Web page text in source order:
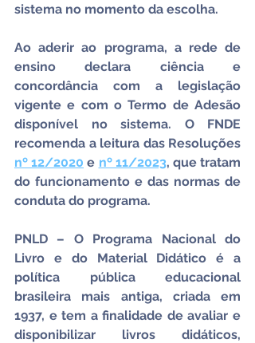
sistema no momento da escolha.
Ao aderir ao programa, a rede de
ensino declara ciência e
concordância com a legislação
vigente e com o Termo de Adesão
disponível no sistema. O FNDE
nº 12/2020 e nº 11/2023, que tratam
do funcionamento e das normas de
conduta do programa.
PNLD – O Programa Nacional do
Livro e do Material Didático é a
política pública educacional
brasileira mais antiga, criada em
1937, e tem a finalidade de avaliar e
disponibilizar livros didáticos,